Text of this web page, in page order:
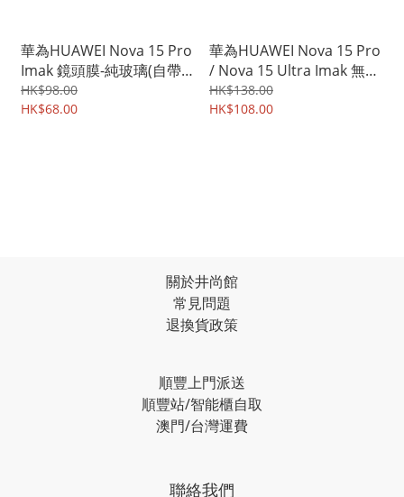
華為HUAWEI Nova 15 Pro
Imak 鏡頭膜-純玻璃(自帶
定位版) 鏡頭防爆保護貼 強
化鋼化玻璃貼膜 2271A
HK$98.00
HK$68.00
華為HUAWEI Nova 15 Pro
/ Nova 15 Ultra Imak 無塵
艙H系列 兼容保護殼 支持
指紋解鎖 屏幕防爆 強化玻
HK$138.00
HK$108.00
關於井尚館
常見問題
退換貨政策
順豐上門派送
順豐站/智能櫃自取
澳門/台灣運費
聯絡我們